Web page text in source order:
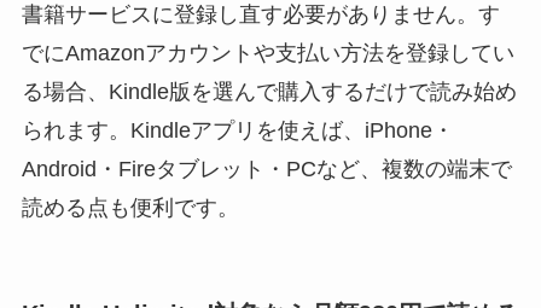
書籍サービスに登録し直す必要がありません。す
でにAmazonアカウントや支払い方法を登録してい
る場合、Kindle版を選んで購入するだけで読み始め
られます。Kindleアプリを使えば、iPhone・
Android・Fireタブレット・PCなど、複数の端末で
読める点も便利です。